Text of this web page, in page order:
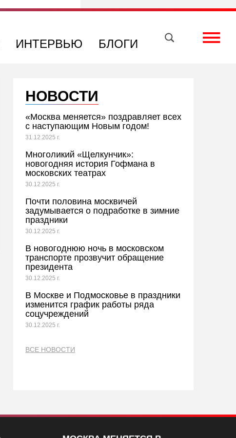
ИНТЕРВЬЮ БЛОГИ
ВконтактеТелеграм
НОВОСТИ
«Москва меняется» поздравляет всех
с наступающим Новым годом!
31.12.2025 г.
Многоликий «Щелкунчик»:
новогодняя история Гофмана в
московских театрах
30.12.2025 г.
Почти половина москвичей
задумывается о подработке в зимние
праздники
30.12.2025 г.
В новогоднюю ночь в московском
транспорте прозвучит обращение
президента
30.12.2025 г.
В Москве и Подмосковье в праздники
изменится график работы ряда
соцучреждений
30.12.2025 г.
ВСЕ НОВОСТИ